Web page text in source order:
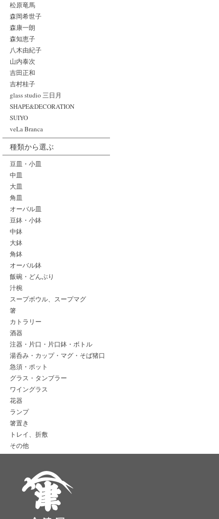
松原竜馬
森岡希世子
森康一朗
森知恵子
八木由紀子
山内泰次
吉田正和
吉村桂子
glass studio 三日月
SHAPE&DECORATION
SUIYO
veLa Branca
種類から選ぶ
豆皿・小皿
中皿
大皿
角皿
オーバル皿
豆鉢・小鉢
中鉢
大鉢
角鉢
オーバル鉢
飯碗・どんぶり
汁椀
スープボウル、スープマグ
箸
カトラリー
酒器
注器・片口・片口鉢・ボトル
湯呑み・カップ・マグ・そば猪口
急須・ポット
グラス・タンブラー
ワイングラス
花器
ランプ
箸置き
トレイ、折敷
その他